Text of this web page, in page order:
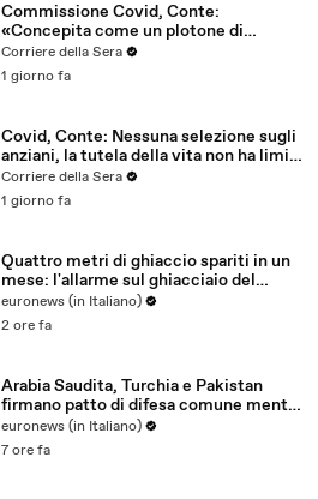
Commissione Covid, Conte:
«Concepita come un plotone di
esecuzione contro di me»
Corriere della Sera
1 giorno fa
Covid, Conte: Nessuna selezione sugli
anziani, la tutela della vita non ha limiti
d'età
Corriere della Sera
1 giorno fa
Quattro metri di ghiaccio spariti in un
mese: l'allarme sul ghiacciaio del
Rodano
euronews (in Italiano)
2 ore fa
Arabia Saudita, Turchia e Pakistan
firmano patto di difesa comune mentre
cresce la tensione regionale
euronews (in Italiano)
7 ore fa